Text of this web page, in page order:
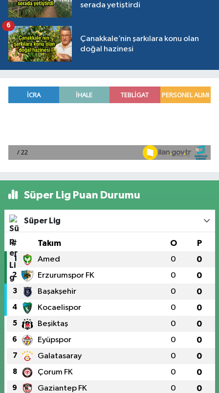
serada yetiştirdi
Çanakkale’nin şarkılara konu olan
doğal hazinesi
6
Süper Lig Puan Durumu
Süper Lig
# Takım O P
1 Amed 0 0
2 Erzurumspor FK 0 0
3 Başakşehir 0 0
4 Kocaelispor 0 0
5 Beşiktaş 0 0
6 Eyüpspor 0 0
7 Galatasaray 0 0
8 Çorum FK 0 0
9 Gaziantep FK 0 0